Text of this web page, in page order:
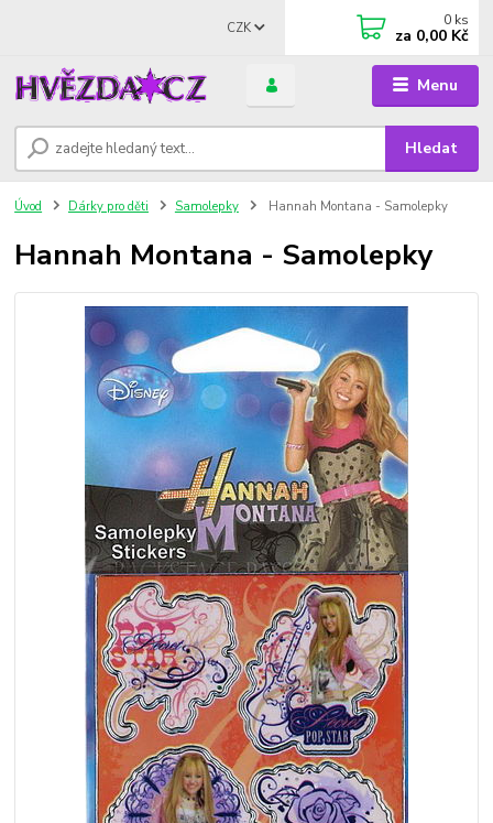
Menu
CZK
Hledat
0 ks
za 0,00 Kč
Úvod Dárky pro děti Samolepky Hannah Montana - Samolepky
Hannah Montana - Samolepky